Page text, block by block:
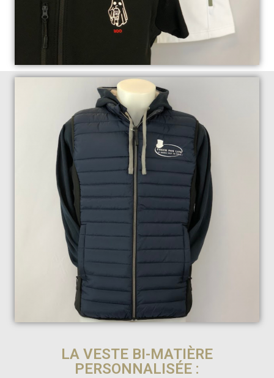
LA VESTE BI-MATIÈRE
PERSONNALISÉE :